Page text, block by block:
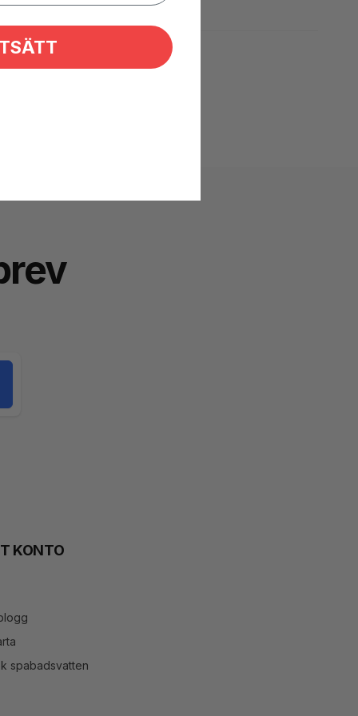
KONTO
spabadsvatten